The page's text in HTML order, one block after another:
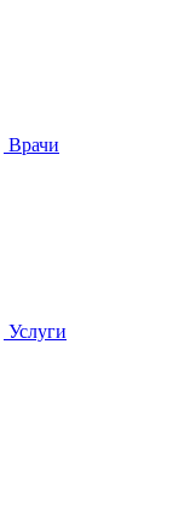
Врачи
Услуги